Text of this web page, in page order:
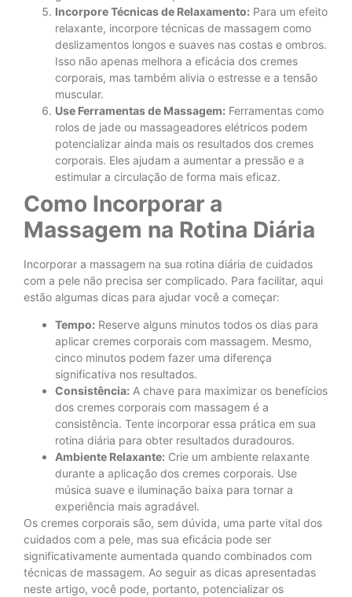
Incorpore Técnicas de Relaxamento: Para um efeito
relaxante, incorpore técnicas de massagem como
deslizamentos longos e suaves nas costas e ombros.
Isso não apenas melhora a eficácia dos cremes
corporais, mas também alivia o estresse e a tensão
muscular.
Use Ferramentas de Massagem: Ferramentas como
rolos de jade ou massageadores elétricos podem
potencializar ainda mais os resultados dos cremes
corporais. Eles ajudam a aumentar a pressão e a
estimular a circulação de forma mais eficaz.
Como Incorporar a
Massagem na Rotina Diária
Incorporar a massagem na sua rotina diária de cuidados
com a pele não precisa ser complicado. Para facilitar, aqui
estão algumas dicas para ajudar você a começar:
Tempo: Reserve alguns minutos todos os dias para
aplicar cremes corporais com massagem. Mesmo,
cinco minutos podem fazer uma diferença
significativa nos resultados.
Consistência: A chave para maximizar os benefícios
dos cremes corporais com massagem é a
consistência. Tente incorporar essa prática em sua
rotina diária para obter resultados duradouros.
Ambiente Relaxante: Crie um ambiente relaxante
durante a aplicação dos cremes corporais. Use
música suave e iluminação baixa para tornar a
experiência mais agradável.
Os cremes corporais são, sem dúvida, uma parte vital dos
cuidados com a pele, mas sua eficácia pode ser
significativamente aumentada quando combinados com
técnicas de massagem. Ao seguir as dicas apresentadas
neste artigo, você pode, portanto, potencializar os